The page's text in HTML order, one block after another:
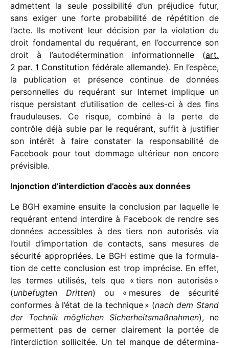
admettent la seule possi­bi­lité d’un préju­dice futur,
sans exiger une forte proba­bi­lité de répé­ti­tion de
l’acte. Ils motivent leur déci­sion par la viola­tion du
droit fonda­men­tal du requé­rant, en l’occurrence son
droit à l’autodétermination infor­ma­tion­nelle (art.
2 par. 1 Constitution fédé­rale alle­mande). En l’espèce,
la publi­ca­tion et présence conti­nue de données
person­nelles du requé­rant sur Internet implique un
risque persis­tant d’utilisation de celles-ci à des fins
frau­du­leuses. Ce risque, combiné à la perte de
contrôle déjà subie par le requé­rant, suffit à justi­fier
son inté­rêt à faire consta­ter la respon­sa­bi­lité de
Facebook pour tout dommage ulté­rieur non encore
prévisible.
Injonction d’interdiction d’accès aux données
Le BGH examine ensuite la conclu­sion par laquelle le
requé­rant entend inter­dire à Facebook de rendre ses
données acces­sibles à des tiers non auto­ri­sés via
l’outil d’importation de contacts, sans mesures de
sécu­rité appro­priées. Le BGH estime que la formu­la­
tion de cette conclu­sion est trop impré­cise. En effet,
les termes utili­sés, tels que « tiers non auto­ri­sés »
(unbe­fug­ten Dritten) ou « mesures de sécu­rité
conformes à l’état de la tech­nique » (nach dem Stand
der Technik mögli­chen Sicherheitsmaßnahmen), ne
permettent pas de cerner clai­re­ment la portée de
l’interdiction solli­ci­tée. Un tel manque de déter­mi­na­